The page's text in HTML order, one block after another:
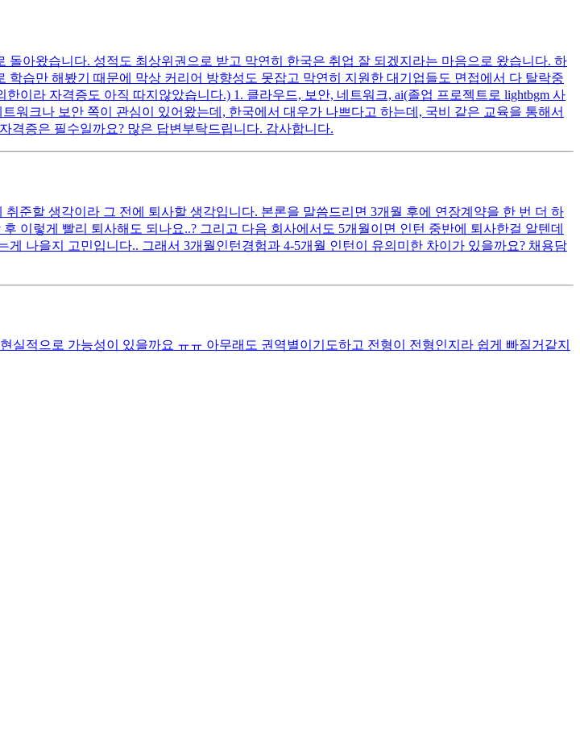
아왔습니다. 성적도 최상위권으로 받고 막연히 한국은 취업 잘 되겠지라는 마음으로 왔습니다. 하
습만 해봤기 때문에 막상 커리어 방향성도 못잡고 막연히 지원한 대기업들도 면접에서 다 탈락중
이라 자격증도 아직 따지않았습니다.) 1. 클라우드, 보안, 네트워크, ai(졸업 프로젝트로 lightbgm 사
워크나 보안 쪽이 관심이 있어왔는데, 한국에서 대우가 나쁘다고 하는데, 국비 같은 교육을 통해서
격증은 필수일까요? 많은 답변부탁드립니다. 감사합니다.
준할 생각이라 그 전에 퇴사할 생각입니다. 본론을 말씀드리면 3개월 후에 연장계약을 한 번 더 하
이렇게 빨리 퇴사해도 되나요..? 그리고 다음 회사에서도 5개월이면 인턴 중반에 퇴사한걸 알텐데
나을지 고민입니다.. 그래서 3개월인턴경험과 4-5개월 인턴이 유의미한 차이가 있을까요? 채용담
적으로 가능성이 있을까요 ㅠㅠ 아무래도 권역별이기도하고 전형이 전형인지라 쉽게 빠질거같지